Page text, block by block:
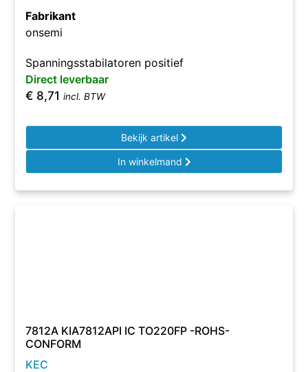
Fabrikant
onsemi
Spanningsstabilatoren positief
Direct leverbaar
€ 8,71 incl. BTW
Bekijk artikel
In winkelmand
7812A KIA7812API IC TO220FP -ROHS-
CONFORM
KEC